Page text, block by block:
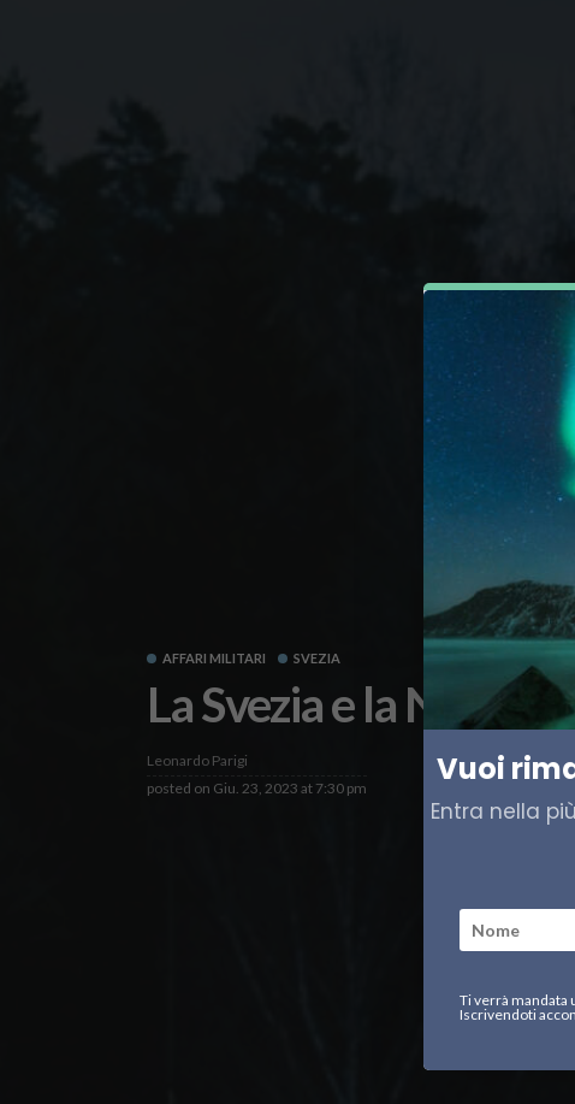
AFFARI MILITARI SVEZIA
La Svezia e la
Leonardo Parigi
posted on Giu. 23, 2023 at 7:30 pm Vuoi
Entra nella
Ti verrà mandata
Iscrivendoti